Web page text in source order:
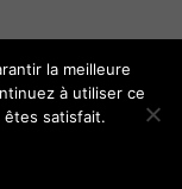
Création
la meilleure
à utiliser ce
satisfait.